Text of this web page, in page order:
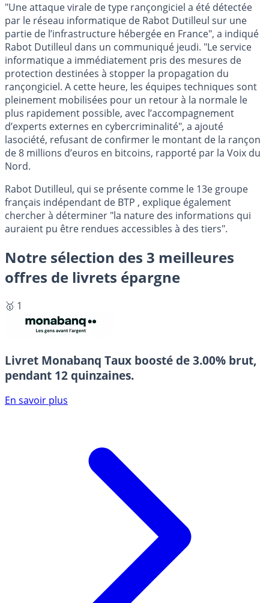
"Une attaque virale de type rançongiciel a été détectée
par le réseau informatique de Rabot Dutilleul sur une
partie de l’infrastructure hébergée en France", a indiqué
Rabot Dutilleul dans un communiqué jeudi. "Le service
informatique a immédiatement pris des mesures de
protection destinées à stopper la propagation du
rançongiciel. A cette heure, les équipes techniques sont
pleinement mobilisées pour un retour à la normale le
plus rapidement possible, avec l’accompagnement
d’experts externes en cybercriminalité", a ajouté
lasociété, refusant de confirmer le montant de la rançon
de 8 millions d’euros en bitcoins, rapporté par la Voix du
Nord.
Rabot Dutilleul, qui se présente comme le 13e groupe
français indépendant de BTP , explique également
chercher à déterminer "la nature des informations qui
auraient pu être rendues accessibles à des tiers".
Notre sélection des 3 meilleures
offres de livrets épargne
🥇 1
Livret Monabanq Taux boosté de 3.00% brut,
pendant 12 quinzaines.
En savoir plus